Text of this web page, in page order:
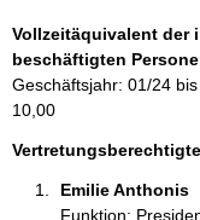
t
i
o
n
e
Vollzeitäquivalent der
beschäftigten
Geschäftsjahr: 01/24
10,00
Emilie Anthonis
Funktion: